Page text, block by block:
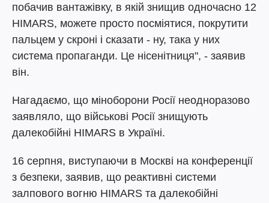
побачив вантажівку, в якій знищив одночасно 12
HIMARS, можете просто посміятися, покрутити
пальцем у скроні і сказати - ну, така у них
система пропаганди. Це нісенітниця", - заявив
він.
Нагадаємо, що міноборони Росії неодноразово
заявляло, що військові Росії знищують
далекобійні HIMARS в Україні.
16 серпня, виступаючи в Москві на конференції
з безпеки, заявив, що реактивні системи
залпового вогню HIMARS та далекобійні